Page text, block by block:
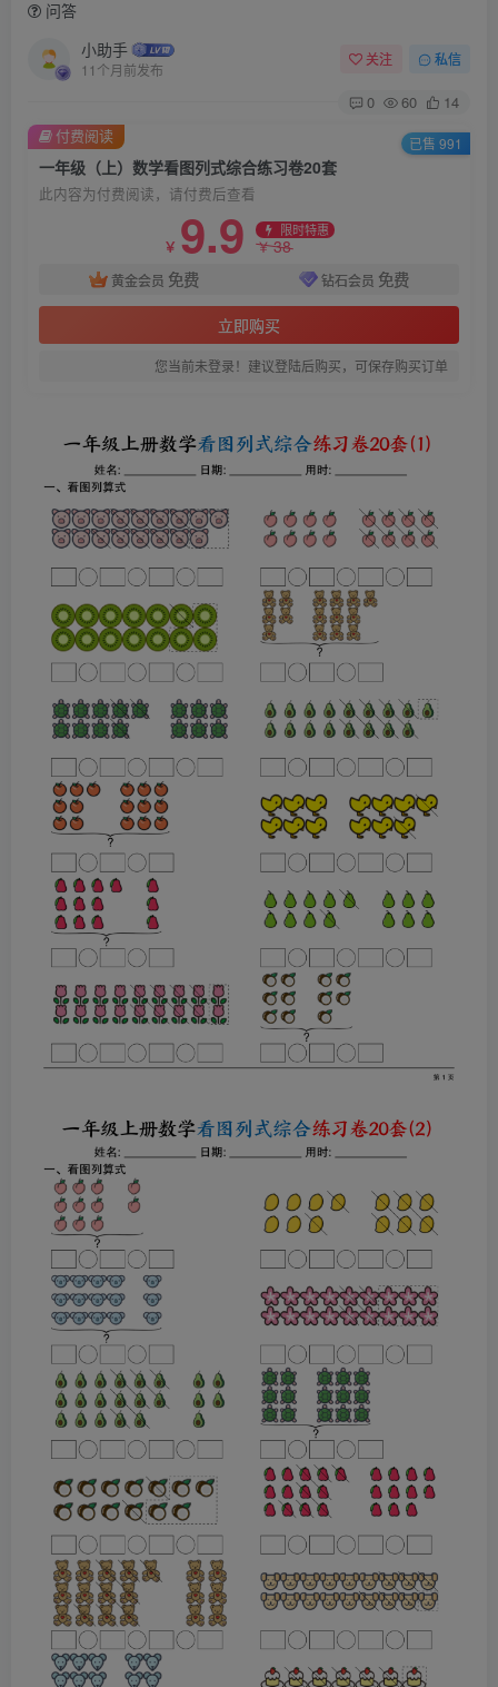
问答
小助手
11个月前发布
关注 私信
0 60 14
一年级（上）数学看图列式综合练习卷20套
此内容为付费阅读，请付费后查看
￥ 9.9 限时特惠
￥38
黄金会员 免费 钻石会员 免费
立即购买
您当前未登录！建议登陆后购买，可保存购买订单
付费阅读 已售 991